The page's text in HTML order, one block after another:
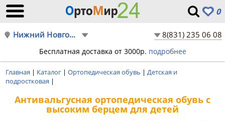
0
Нижний Новгород 8(831) 235 06 08
Бесплатная доставка от 3000р. подробнее
Главная | Каталог | Ортопедическая обувь | Детская и
подростковая |
Антивальгусная ортопедическая обувь с
высоким берцем для детей